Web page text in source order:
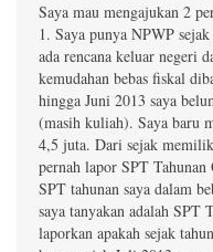
Saya mau mengajukan 2
1. Saya punya NPWP
ada rencana keluar negeri
kemudahan bebas fiskal
hingga Juni 2013 saya
(masih kuliah). Saya baru
4,5 juta. Dari sejak
pernah lapor SPT Tahunan
SPT tahunan saya dalam
saya tanyakan adalah SPT
laporkan apakah sejak